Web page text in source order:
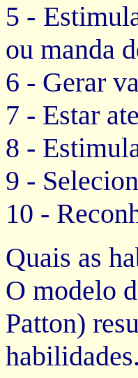
5 -
ou manda
6 - Gerar
7 - Estar
8 -
9 -
10 -
Quais as
O modelo
Patton)